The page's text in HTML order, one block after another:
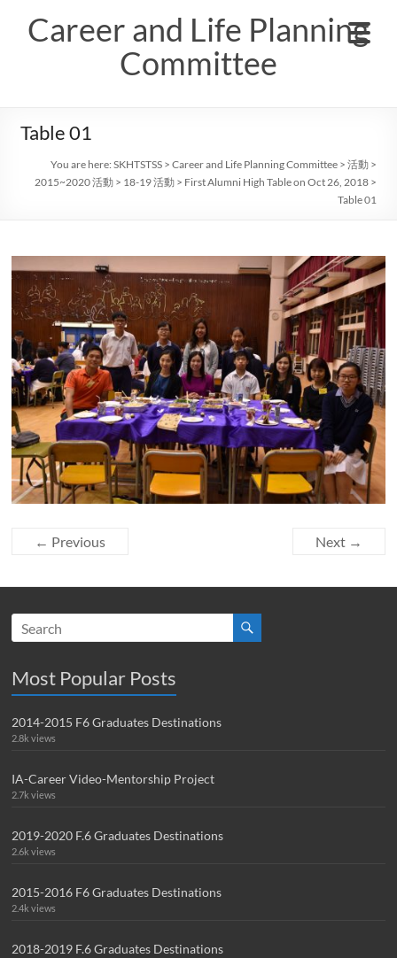
contentCareer and Life Planning
Committee
Table 01
You are here:SKHTSTSS >Career and Life Planning Committee >活動 >
2015~2020 活動 > 18-19 活動 > First Alumni High Table on Oct 26, 2018 >
Table 01
← Previous Next →
Most Popular Posts
2014-2015 F6 Graduates Destinations
2.8k views
IA-Career Video-Mentorship Project
2.7k views
2019-2020 F.6 Graduates Destinations
2.6k views
2015-2016 F6 Graduates Destinations
2.4k views
2018-2019 F.6 Graduates Destinations